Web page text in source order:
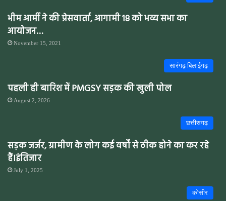
भीम आर्मी ने की प्रेसवार्ता, आगामी 18 को भव्य सभा का
आयोजन…
November 15, 2021
सारंगढ़ बिलाईगढ़
पहली ही बारिश में PMGSY सड़क की खुली पोल
August 2, 2026
छत्तीसगढ़
सड़क जर्जर, ग्रामीण के लोग कई वर्षों से ठीक होने का कर रहे
हैं।इंतिजार
July 1, 2025
कोसीर